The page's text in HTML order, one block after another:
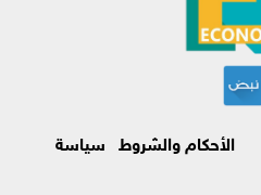
الأحكام والشروط
سياسة